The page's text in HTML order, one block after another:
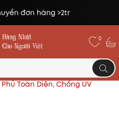
Đổi trả miễn phí lên
0
khác
Mũ Chống Nắng UV
Toàn Diện, Chống UV